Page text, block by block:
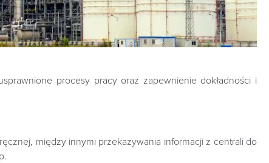
procesy pracy oraz zapewnienie dokładności i
między innymi przekazywania informacji z centrali do